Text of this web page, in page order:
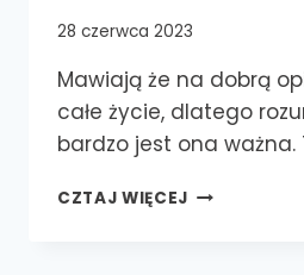
28 czerwca 2023
Mawiają że na dobrą
całe życie, dlatego
bardzo jest ona ważna.
CZTAJ WIĘCEJ JAK